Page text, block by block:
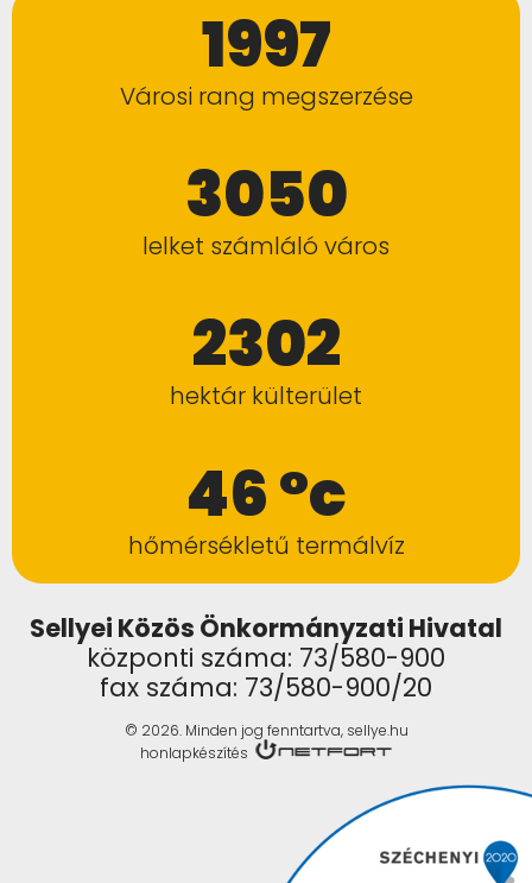
1997
Városi rang megszerzése
3050
lelket számláló város
2302
hektár külterület
46 °c
hőmérsékletű termálvíz
Sellyei Közös Önkormányzati Hivatal
központi száma: 73/580-900
fax száma: 73/580-900/20
© 2026. Minden jog fenntartva, sellye.hu
honlapkészítés